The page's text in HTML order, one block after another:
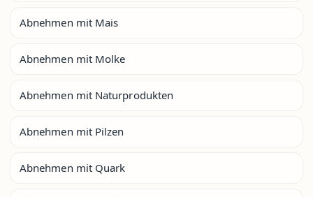
Abnehmen mit Mais
Abnehmen mit Molke
Abnehmen mit Naturprodukten
Abnehmen mit Pilzen
Abnehmen mit Quark